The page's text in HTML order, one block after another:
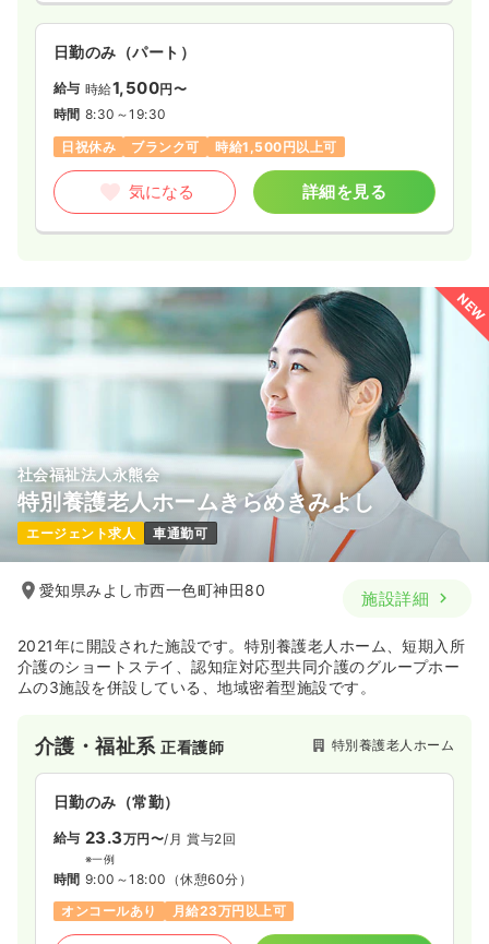
日勤のみ（パート）
給与 時給1,500円〜
時間 8:30～19:30
日祝休み
ブランク可 時給1,500円以上可
気になる 詳細を見る
NEW
社会福祉法人永熊会
特別養護老人ホームきらめきみよし
エージェント求人 車通勤可
愛知県みよし市西一色町神田80 施設詳細
2021年に開設された施設です。特別養護老人ホーム、短期入所
介護のショートステイ、認知症対応型共同介護のグループホー
ムの3施設を併設している、地域密着型施設です。
介護・福祉系正看護師 特別養護老人ホーム
日勤のみ（常勤）
給与 23.3万円〜/月 賞与2回
※一例
時間 9:00～18:00 （休憩60分）
オンコールあり
月給23万円以上可